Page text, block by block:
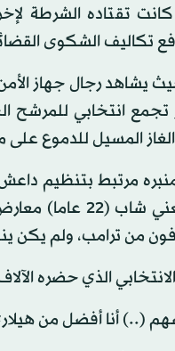
تقتاده الشرطة
تكاليف الشكوى
يشاهد رجال جهاز
انتخابي للمرشح
المسيل للدموع
مرتبط بتنظيم
أنه يستند إلى
من ترامب، ولم يكن
الذي حضره
(..) أنا أفضل من